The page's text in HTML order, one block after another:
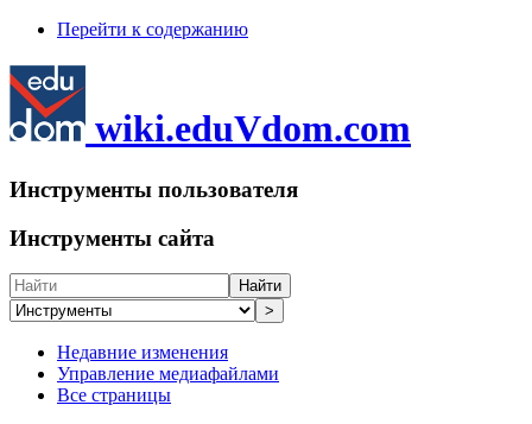
Перейти к содержанию
wiki.eduVdom.com
Инструменты пользователя
Инструменты сайта
Найти
>
Недавние изменения
Управление медиафайлами
Все страницы